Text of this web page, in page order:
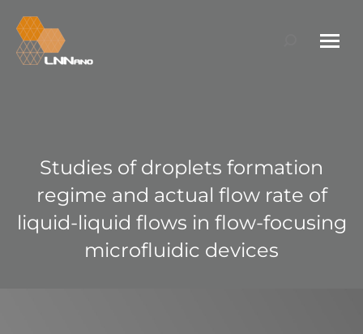
Search:
Studies of droplets formation
regime and actual flow rate of
liquid-liquid flows in flow-focusing
microfluidic devices